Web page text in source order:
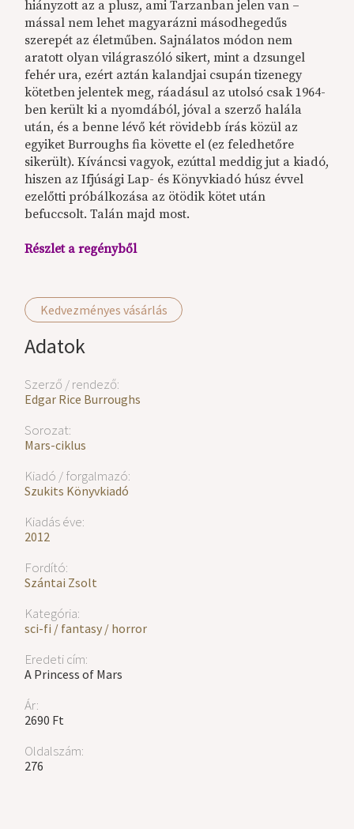
Kedvezményes vásárlás
Adatok
Szerző / rendező:
Edgar Rice Burroughs
Sorozat:
Mars-ciklus
Kiadó / forgalmazó:
Szukits Könyvkiadó
Kiadás éve:
2012
Fordító:
Szántai Zsolt
Kategória:
sci-fi / fantasy / horror
Eredeti cím:
A Princess of Mars
Ár:
2690 Ft
Oldalszám:
276
hiányzott az a plusz, ami Tarzanban jelen van –
mással nem lehet magyarázni másodhegedűs
szerepét az életműben. Sajnálatos módon nem
aratott olyan világraszóló sikert, mint a dzsungel
fehér ura, ezért aztán kalandjai csupán tizenegy
kötetben jelentek meg, ráadásul az utolsó csak 1964-
ben került ki a nyomdából, jóval a szerző halála
után, és a benne lévő két rövidebb írás közül az
egyiket Burroughs fia követte el (ez feledhetőre
sikerült). Kíváncsi vagyok, ezúttal meddig jut a kiadó,
hiszen az Ifjúsági Lap- és Könyvkiadó húsz évvel
ezelőtti próbálkozása az ötödik kötet után
befuccsolt. Talán majd most.
Részlet a regényből